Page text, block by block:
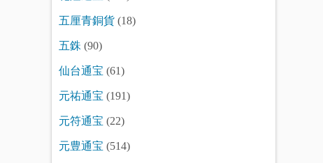
五厘青銅貨 (18)
五銖 (90)
仙台通宝 (61)
元祐通宝 (191)
元符通宝 (22)
元豊通宝 (514)